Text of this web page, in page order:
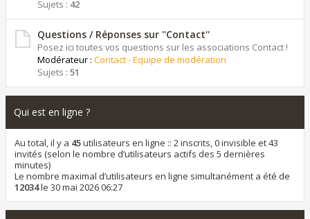
Sujets : 42
Questions / Réponses sur ''Contact''
Posez ici toutes vos questions sur les associations Contact !
Modérateur : Contact - Equipe de modération
Sujets : 51
Qui est en ligne ?
Au total, il y a 45utilisateurs en ligne :: 2 inscrits, 0 invisible et 43
invités (selon le nombre d’utilisateurs actifs des 5 dernières
minutes)
Le nombre maximal d’utilisateurs en ligne simultanément a été de
12034le 30 mai 2026 06:27